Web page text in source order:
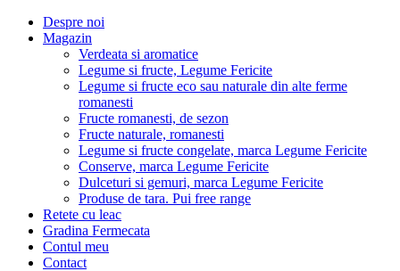
Despre noi
Magazin
Verdeata si aromatice
Legume si fructe, Legume Fericite
Legume si fructe eco sau naturale din alte ferme
romanesti
Fructe romanesti, de sezon
Fructe naturale, romanesti
Legume si fructe congelate, marca Legume Fericite
Conserve, marca Legume Fericite
Dulceturi si gemuri, marca Legume Fericite
Produse de tara. Pui free range
Retete cu leac
Gradina Fermecata
Contul meu
Contact